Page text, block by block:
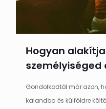
Hogyan
személyiséged
Gondolkodtál már azon,
kalandba és külföldre